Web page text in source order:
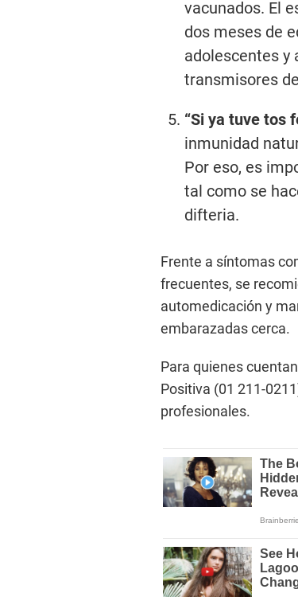
vacunados. El
dos meses de
adolescentes y
transmisores
“Si ya tuve tos
inmunidad
Por eso, es
tal como se
difteria.
Frente a síntomas
frecuentes, se
automedicación y
embarazadas cerca.
Para quienes
Positiva (01 211-
profesionales.